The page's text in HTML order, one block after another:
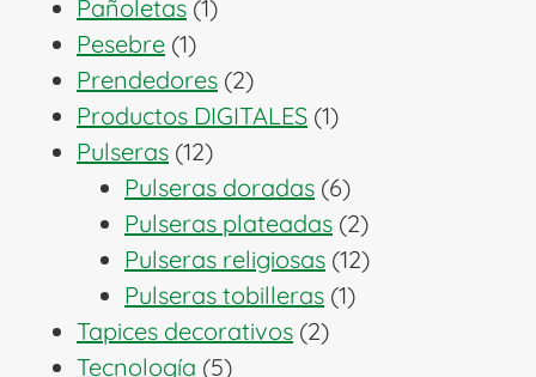
Pañoletas 11
Pesebre 11
producto
Prendedores 22
productos
Productos DIGITALES 11
Pulseras 1212
productos
Pulseras doradas 66
productos
Pulseras plateadas 22
productos
Pulseras religiosas 1212
Pulseras tobilleras 11
Tapices decorativos 22
Tecnología 55